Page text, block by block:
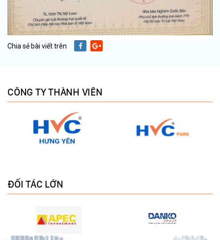
Chia sẻ bài viết trên
CÔNG TY THÀNH VIÊN
ĐỐI TÁC LỚN